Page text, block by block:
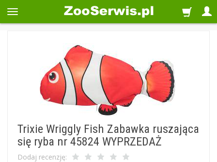
Trixie Wriggly Fish Zabawka ruszająca
się ryba nr 45824 WYPRZEDAŻ
Dodaj recenzję: